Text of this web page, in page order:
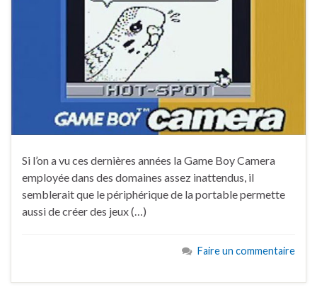
Si l’on a vu ces dernières années la Game Boy Camera
employée dans des domaines assez inattendus, il
semblerait que le périphérique de la portable permette
aussi de créer des jeux (…)
Faire un commentaire